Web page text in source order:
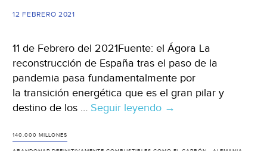
12 FEBRERO 2021
11 de Febrero del 2021Fuente: el Ágora La
reconstrucción de España tras el paso de la
pandemia pasa fundamentalmente por
la transición energética que es el gran pilar y
destino de los … Seguir leyendo España:
→
140.000 MILLONES